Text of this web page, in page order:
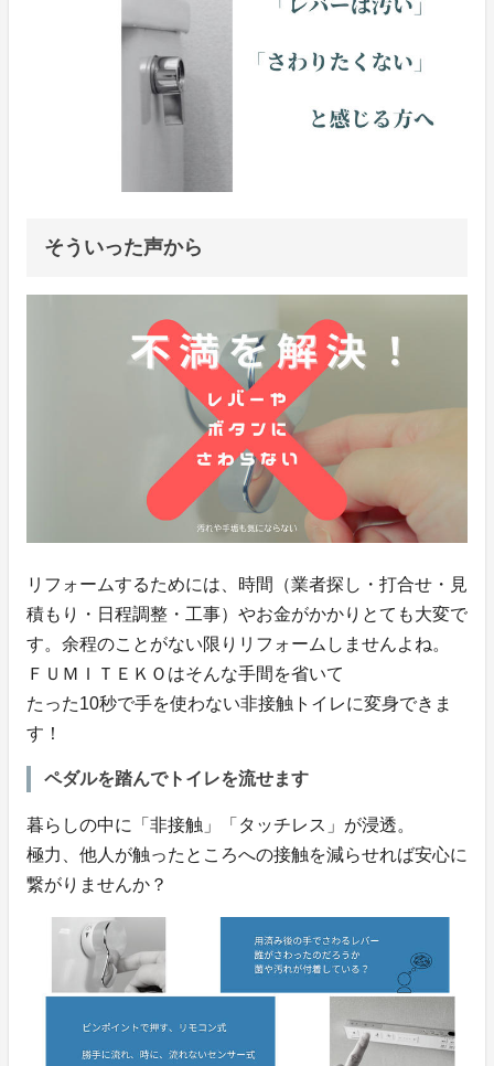
そういった声から
リフォームするためには、時間（業者探し・打合せ・見
積もり・日程調整・工事）やお金がかかりとても大変で
す。余程のことがない限りリフォームしませんよね。
ＦＵＭＩＴＥＫＯはそんな手間を省いて
たった10秒で手を使わない非接触トイレに変身できま
す！
ペダルを踏んでトイレを流せます
暮らしの中に「非接触」「タッチレス」が浸透。
極力、他人が触ったところへの接触を減らせれば安心に
繋がりませんか？